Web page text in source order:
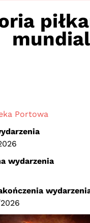
Portowa
wydarzenia